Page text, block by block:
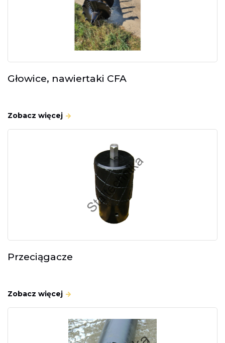
Głowice, nawiertaki CFA
Zobacz więcej
Przeciągacze
Zobacz więcej